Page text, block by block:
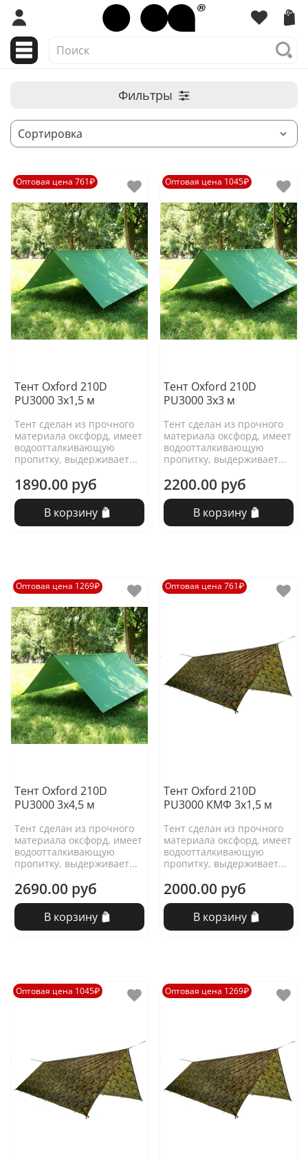
Фильтры
Оптовая цена 761₽
Тент Oxford 210D
PU3000 3х1,5 м
Тент сделан из прочного
материала оксфорд, имеет
водоотталкивающую
пропитку, выдерживает...
1890.00 руб
В корзину
Оптовая цена 1045₽
Тент Oxford 210D
PU3000 3х3 м
Тент сделан из прочного
материала оксфорд, имеет
водоотталкивающую
пропитку, выдерживает...
2200.00 руб
В корзину
Оптовая цена 1269₽
Тент Oxford 210D
PU3000 3х4,5 м
Тент сделан из прочного
материала оксфорд, имеет
водоотталкивающую
пропитку, выдерживает...
2690.00 руб
В корзину
Оптовая цена 761₽
Тент Oxford 210D
PU3000 КМФ 3х1,5 м
Тент сделан из прочного
материала оксфорд, имеет
водоотталкивающую
пропитку, выдерживает...
2000.00 руб
В корзину
Оптовая цена 1045₽ Оптовая цена 1269₽